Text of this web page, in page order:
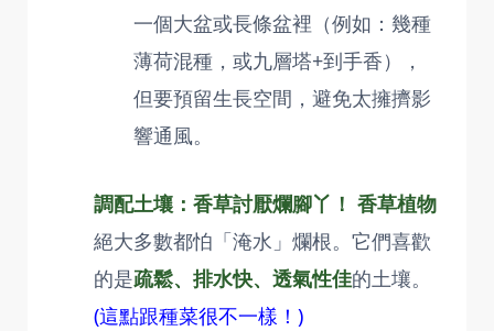
一個大盆或長條盆裡（例如：幾種
薄荷混種，或九層塔+到手香），
但要預留生長空間，避免太擁擠影
響通風。
調配土壤：香草討厭爛腳丫！ 香草植物
絕大多數都怕「淹水」爛根。它們喜歡
的是疏鬆、排水快、透氣性佳的土壤。
(這點跟種菜很不一樣！)